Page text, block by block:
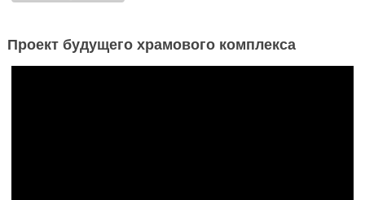
Проект будущего храмового комплекса